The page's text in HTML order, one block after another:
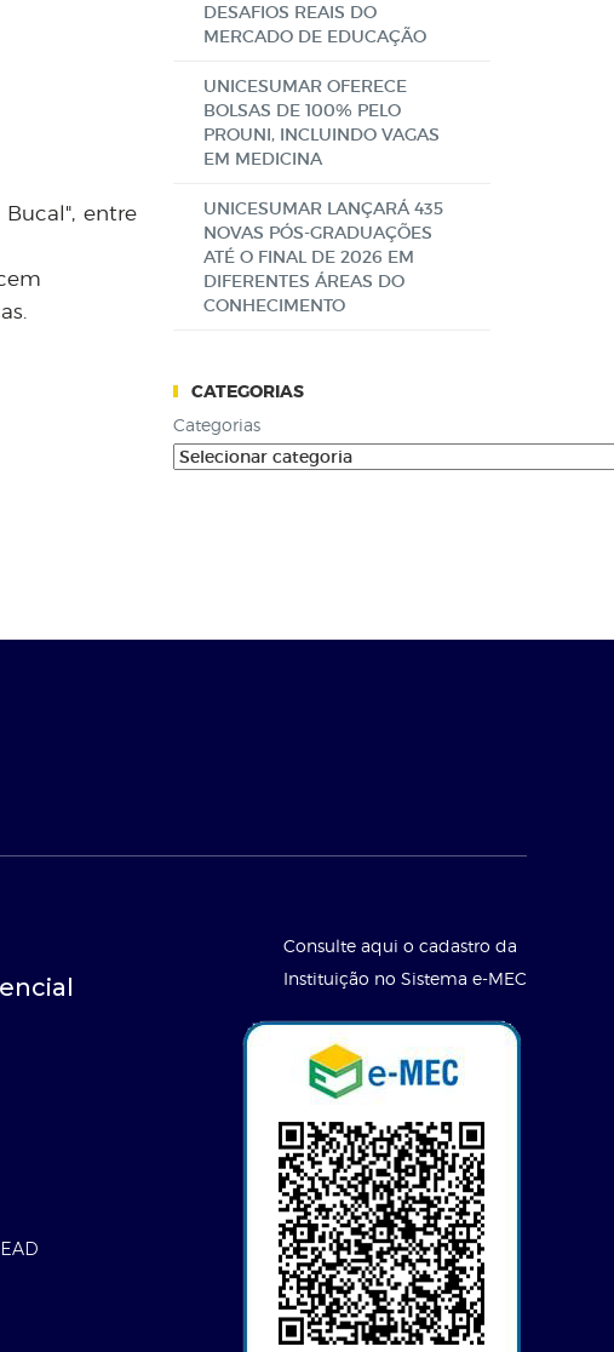
entre
DESAFIOS REAIS DO
MERCADO DE EDUCAÇÃO
UNICESUMAR OFERECE
BOLSAS DE 100% PELO
PROUNI, INCLUINDO VAGAS
EM MEDICINA
UNICESUMAR LANÇARÁ 435
NOVAS PÓS-GRADUAÇÕES
ATÉ O FINAL DE 2026 EM
DIFERENTES ÁREAS DO
CONHECIMENTO
CATEGORIAS
Categorias
Consulte aqui o cadastro da
Instituição no Sistema e-MEC